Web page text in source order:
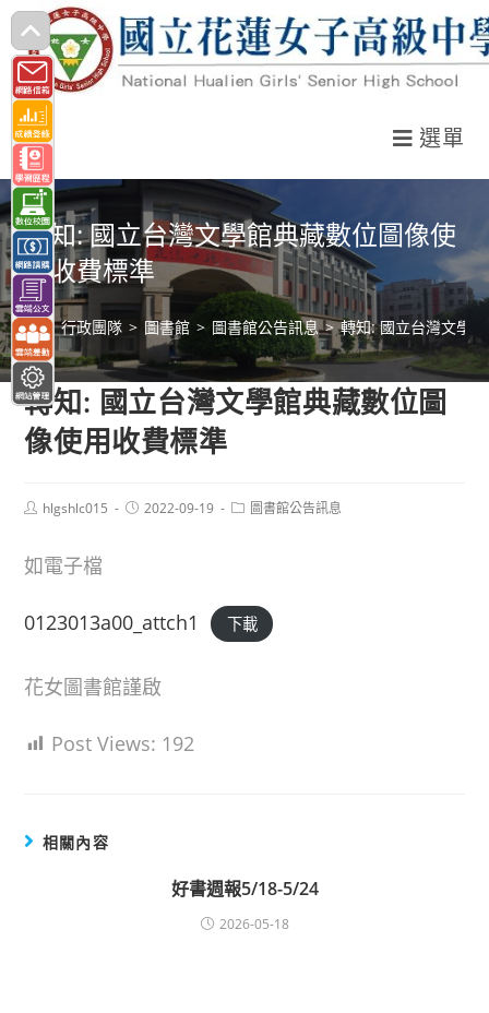
跳
轉
至
主
要
內
容
選單
轉知: 國立台灣文學館典藏數位圖像使
用收費標準
> 行政團隊 > 圖書館 > 圖書館公告訊息 > 轉知: 國立台灣文學
轉知: 國立台灣文學館典藏數位圖
像使用收費標準
Posthlgshlc015
Post2022-09-19
Post圖書館公告訊息
如電子檔
0123013a00_attch1 下載
花女圖書館謹啟
Post Views: 192
相關內容
好書週報5/18-5/24
2026-05-18